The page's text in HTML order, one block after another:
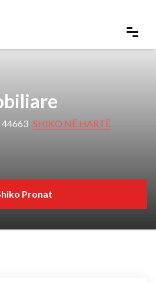
44663 SHIKO NË HARTË
Pronat